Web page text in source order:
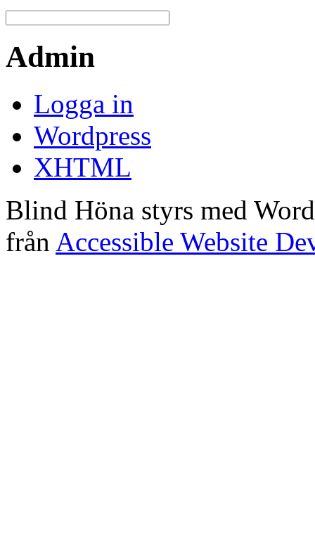
Admin
Logga in
Wordpress
XHTML
Blind Höna styrs med
från Accessible Website